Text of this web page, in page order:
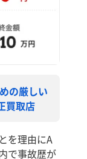
の厳しい
買取店
を理由にA
で事故歴が